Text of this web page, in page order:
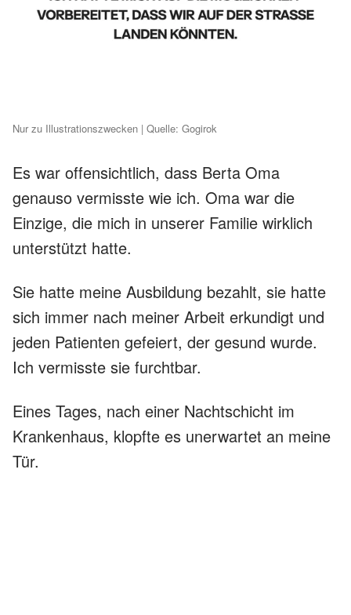
Nur zu Illustrationszwecken | Quelle: Gogirok
Es war offensichtlich, dass Berta Oma
genauso vermisste wie ich. Oma war die
Einzige, die mich in unserer Familie wirklich
unterstützt hatte.
Sie hatte meine Ausbildung bezahlt, sie hatte
sich immer nach meiner Arbeit erkundigt und
jeden Patienten gefeiert, der gesund wurde.
Ich vermisste sie furchtbar.
Eines Tages, nach einer Nachtschicht im
Krankenhaus, klopfte es unerwartet an meine
Tür.